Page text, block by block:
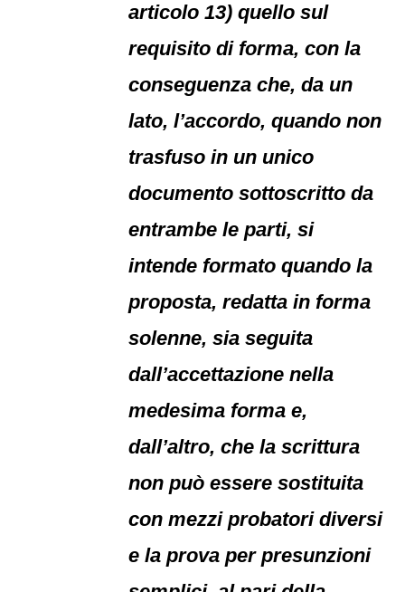
articolo 13) quello sul
requisito di forma, con la
conseguenza che, da un
lato, l’accordo, quando non
trasfuso in un unico
documento sottoscritto da
entrambe le parti, si
intende formato quando la
proposta, redatta in forma
solenne, sia seguita
dall’accettazione nella
medesima forma e,
dall’altro, che la scrittura
non può essere sostituita
con mezzi probatori diversi
e la prova per presunzioni